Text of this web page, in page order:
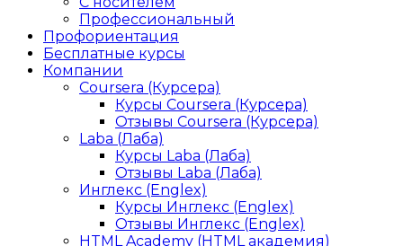
Профессиональный
Профориентация
Бесплатные курсы
Компании
Coursera (Курсера)
Курсы Coursera (Курсера)
Отзывы Coursera (Курсера)
Laba (Лаба)
Курсы Laba (Лаба)
Отзывы Laba (Лаба)
Инглекс (Englex)
Курсы Инглекс (Englex)
Отзывы Инглекс (Englex)
HTML Academy (HTML академия)